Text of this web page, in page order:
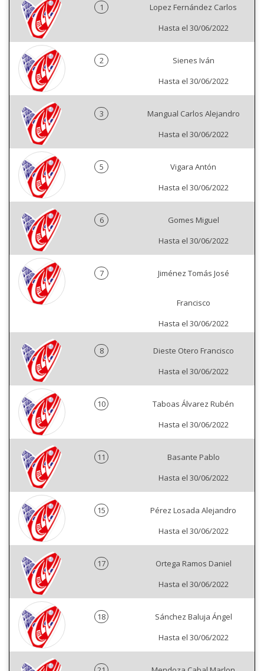
1
Lopez Fernández Carlos
Hasta el 30/06/2022
2
Sienes Iván
Hasta el 30/06/2022
3
Mangual Carlos Alejandro
Hasta el 30/06/2022
5
Vigara Antón
Hasta el 30/06/2022
6
Gomes Miguel
Hasta el 30/06/2022
7 Jiménez Tomás José
Francisco
Hasta el 30/06/2022
8
Dieste Otero Francisco
Hasta el 30/06/2022
10
Taboas Álvarez Rubén
Hasta el 30/06/2022
11
Basante Pablo
Hasta el 30/06/2022
15
Pérez Losada Alejandro
Hasta el 30/06/2022
17
Ortega Ramos Daniel
Hasta el 30/06/2022
18
Sánchez Baluja Ángel
Hasta el 30/06/2022